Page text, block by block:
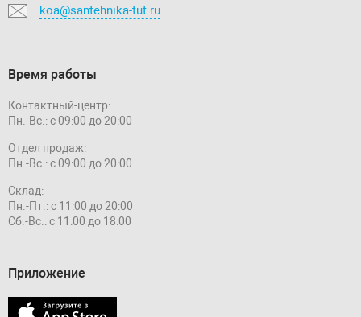
koa@santehnika-tut.ru
Время работы
Контактный-центр:
Пн.-Вс.: с 09:00 до 20:00
Отдел продаж:
Пн.-Вс.: с 09:00 до 20:00
Склад:
Пн.-Пт.: с 11:00 до 20:00
Сб.-Вс.: с 11:00 до 18:00
Приложение